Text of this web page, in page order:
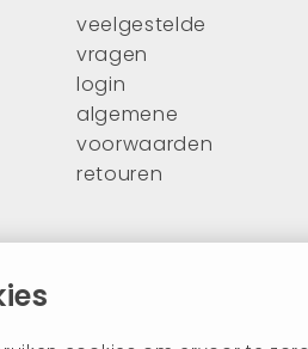
veelgestelde
vragen
login
algemene
voorwaarden
retouren